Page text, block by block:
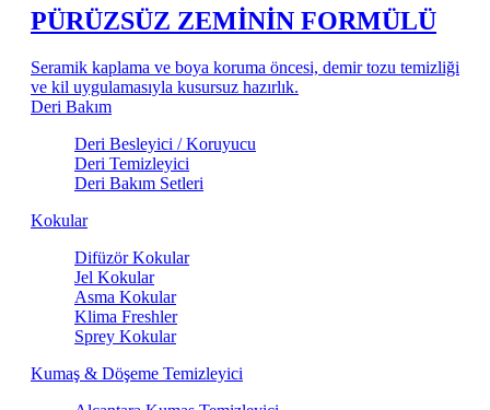
PÜRÜZSÜZ ZEMİNİN FORMÜLÜ
Seramik kaplama ve boya koruma öncesi, demir tozu temizliği
ve kil uygulamasıyla kusursuz hazırlık.
Deri Bakım
Deri Besleyici / Koruyucu
Deri Temizleyici
Deri Bakım Setleri
Kokular
Difüzör Kokular
Jel Kokular
Asma Kokular
Klima Freshler
Sprey Kokular
Kumaş & Döşeme Temizleyici